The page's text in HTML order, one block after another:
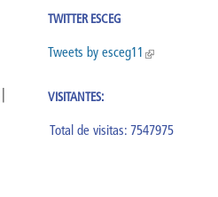
TWITTER ESCEG
Tweets by esceg11 (link is external)
VISITANTES:
Total de visitas: 7547975